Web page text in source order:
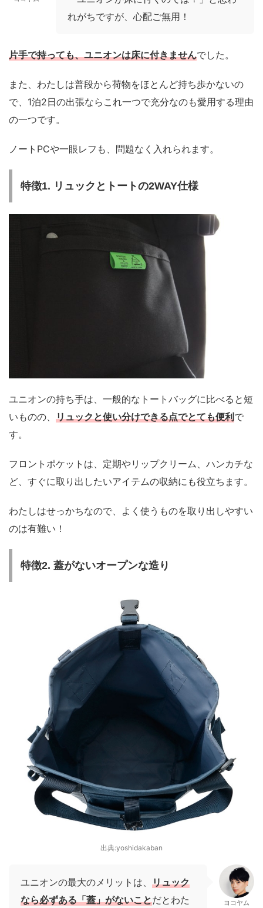
れがちですが、心配ご無用！
片手で持っても、ユニオンは床に付きませんでした。
また、わたしは普段から荷物をほとんど持ち歩かないの
で、1泊2日の出張ならこれ一つで充分なのも愛用する理由
の一つです。
ノートPCや一眼レフも、問題なく入れられます。
特徴1. リュックとトートの2WAY仕様
ユニオンの持ち手は、一般的なトートバッグに比べると短
いものの、 リュックと使い分けできる点でとても便利で
す。
フロントポケットは、定期やリップクリーム、ハンカチな
ど、すぐに取り出したいアイテムの収納にも役立ちます。
わたしはせっかちなので、よく使うものを取り出しやすい
のは有難い！
特徴2. 蓋がないオープンな造り
出典:yoshidakaban
ユニオンの最大のメリットは、 リュック
なら必ずある「蓋」がないことだとわた ヨコヤム